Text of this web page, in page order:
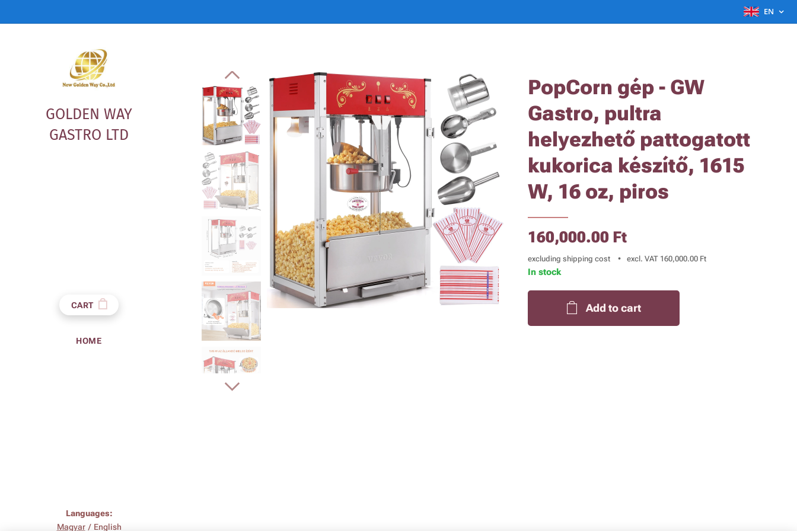
EN
GOLDEN WAY
GASTRO LTD
CART
HOME
PopCorn gép - GW
Gastro, pultra
helyezhető pattogatott
kukorica készítő, 1615
W, 16 oz, piros
160,000.00 Ft
excluding shipping cost excl. VAT 160,000.00 Ft
In stock
Add to cart
Languages
Magyar
English